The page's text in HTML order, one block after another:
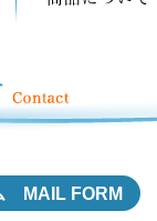
MAIL FORM